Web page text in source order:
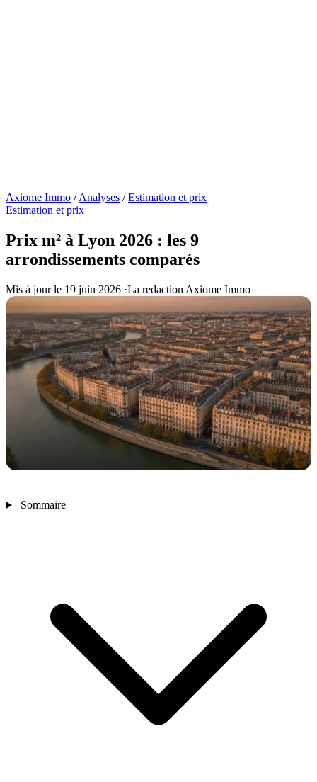
Axiome Immo / Analyses / Estimation et prix
Estimation et prix
Prix m² à Lyon 2026 : les 9
arrondissements comparés
Mis à jour le 19 juin 2026 ·La redaction Axiome Immo
Sommaire